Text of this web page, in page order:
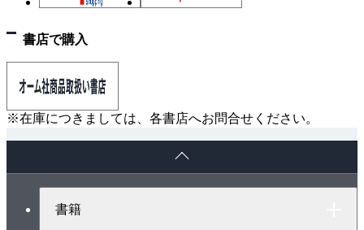
書店で購入
※在庫につきましては、各書店へお問合せください。
書籍